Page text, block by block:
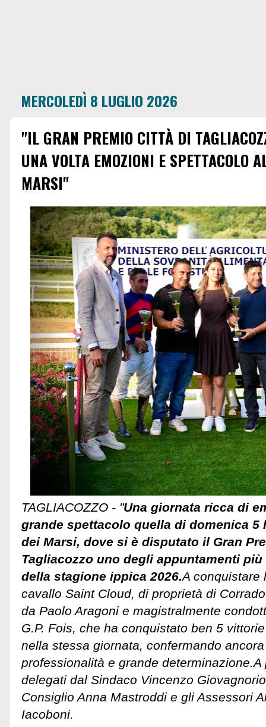
MERCOLEDÌ 8 LUGLIO 2026
"IL GRAN PREMIO CITTÀ DI
UNA VOLTA EMOZIONI E SPETTACOLO
MARSI"
TAGLIACOZZO - "Una giornata ricca di
grande spettacolo quella di domenica 5
dei Marsi, dove si è disputato il Gran
Tagliacozzo uno degli appuntamenti
della stagione ippica 2026.A conquistare
cavallo Saint Cloud, di proprietà di
da Paolo Aragoni e magistralmente
G.P. Fois, che ha conquistato ben 5
nella stessa giornata, confermando
professionalità e grande determinazione. A
delegati dal Sindaco Vincenzo
Consiglio Anna Mastroddi e gli Assessori
Iacoboni.